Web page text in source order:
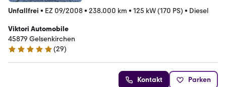
Unfallfrei • EZ 09/2008• 238.000 km • 125 kW (170 PS) • Diesel
Viktori Automobile
45879 Gelsenkirchen
5 Sterne
(29)
Kontakt Parken